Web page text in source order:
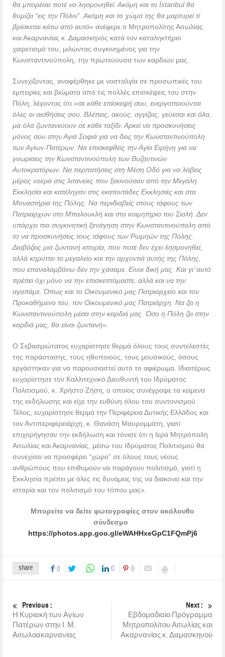
θα μπορέσει ποτέ να λησμονηθεί. Ακόμη και το İstanbul θα
θυμίζει “εις την Πόλιν”. Ακόμη και το χώμα της θα μαρτυρεί τί
βρίσκεται κάτω από αυτό» ανέφερε ο Μητροπολίτης Αιτωλίας
και Ακαρνανίας κ. Δαμασκηνός κατά τον καταληκτήριο
χαιρετισμό του, μιλώντας συγκινημένος για την
Κωνσταντινούπολη, την πρωτεύουσα των καρδιών μας.
Συνεχίζοντας, αναφέρθηκε με νοσταλγία σε προσωπικές του
εμπειρίες και βιώματα από τις πολλές επισκέψεις του στην
Πόλη, λέγοντας ότι«σε κάθε επίσκεψή σου, ενεργοποιούνται
όλες οι αισθήσεις σου. Βλέπεις, ακούς, αγγίζεις, γεύεσαι και όλα,
μα όλα ζωντανεύουν σε κάθε ταξίδι. Αρκεί να προσκυνήσεις
μόνος σου στην Αγιά Σοφιά για να δεις την Κωνσταντινούπολη
των Αγίων Πατέρων. Να επισκεφθείς την Αγία Ειρήνη για να
γνωρίσεις την Κωνσταντινούπολη των Βυζαντινών
Αυτοκρατόρων. Να περπατήσεις στη Μέση Οδό για να λάβεις
μέρος νοερά στις λιτανείες που ξεκινούσαν από την Μεγάλη
Εκκλησία και κατέληγαν στις εκατοντάδες Εκκλησιές και στα
Μοναστήρια της Πόλης. Να περιδιαβείς στους τάφους των
Πατριαρχών στο Μπαλουκλή και στο κοιμητήριο του Σισλή. Δεν
υπάρχει πιο συγκινητική ξενάγηση στην Κωνσταντινούπολη από
το να προσκυνήσεις τους τάφους των Ρωμηών της Πόλης.
Διαβάζεις μια ζωντανή ιστορία, που ποτέ δεν έχει λησμονηθεί,
αλλά κηρύττει το μεγαλείο και την αρχοντιά αυτής της Πόλης,
που επαναλαμβάνω δεν την χάσαμε. Είναι δική μας. Και γι’ αυτό
πρέπει όχι μόνο να την επισκεπτόμαστε, αλλά και να την
αγαπάμε. Όπως και το Οικουμενικό μας Πατριαρχείο και τον
Προκαθήμενο του, τον Οικουμενικό μας Πατριάρχη. Να ζει η
Κωνσταντινούπολη μέσα στην καρδιά μας. Όσο η Πόλη ζει στην
καρδιά μας, θα είναι ζωντανή».
Ο Σεβασμιώτατος ευχαρίστησε θερμά όλους τους συντελεστές
της παράστασης, τους ηθοποιούς, τους μουσικούς, όσους
εργάστηκαν για να παρουσιαστεί αυτό το αφιέρωμα. Ιδιαιτέρως
ευχαρίστησε τον Καλλιτεχνικό Διευθυντή του Ιδρύματος
Πολιτισμού, κ. Χρήστο Ζήση, ο οποίος συνέγραψε τα κείμενα
της εκδήλωσης και είχε την ευθύνη όλου του συντονισμού.
Τέλος, ευχαρίστησε θερμά την Περιφέρεια Δυτικής Ελλάδος και
τον Αντιπεριφερειάρχη, κ. Θανάση Μαυρομμάτη, γιατί
επιχορήγησαν την εκδήλωση και τόνισε ότι η Ιερά Μητρόπολη
Αιτωλίας και Ακαρνανίας, μέσω του Ιδρύματος Πολιτισμού θα
συνεχίσει να προσφέρει “χώρο” σε όλους τους νέους
ανθρώπους που επιθυμούν να παράγουν πολιτισμό, γιατί η
Εκκλησία πρέπει με όλες τις δυνάμεις της να διακονεί και την
ιστορία και τον πολιτισμό του τόπου μας».
Μπορείτε να δείτε φωτογραφίες στον ακόλουθο
σύνδεσμο
https://photos.app.goo.gl/eWAHHxeGpC1FQmPj6
share 0 0 0
Previous :
Η Κυριακή των Αγίων
Πατέρων στην Ι. Μ.
Αιτωλοακαρνανίας
Next :
Εβδομαδιαίο Πρόγραμμα
Μητροπολίτου Αιτωλίας και
Ακαρνανίας κ. Δαμασκηνού